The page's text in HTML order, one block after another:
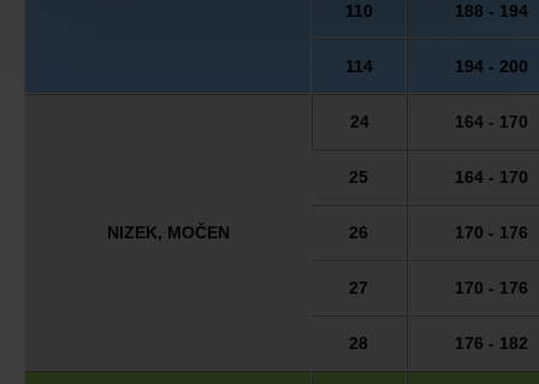
110 188 - 194
114 194 - 200
NIZEK, MOČEN
24 164 - 170
25 164 - 170
26 170 - 176
27 170 - 176
28 176 - 182